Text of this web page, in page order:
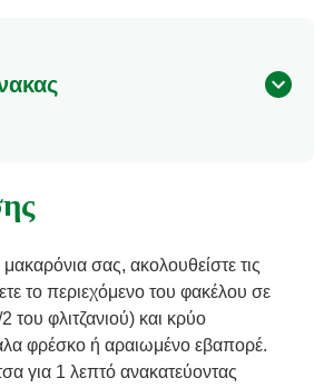
μακαρόνια σας, ακολουθείστε τις
το περιεχόμενο του φακέλου σε
φλιτζανιού) και κρύο
φρέσκο ή αραιωμένο εβαπορέ.
για 1 λεπτό ανακατεύοντας